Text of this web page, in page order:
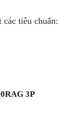
tiêu chuẩn:
3P